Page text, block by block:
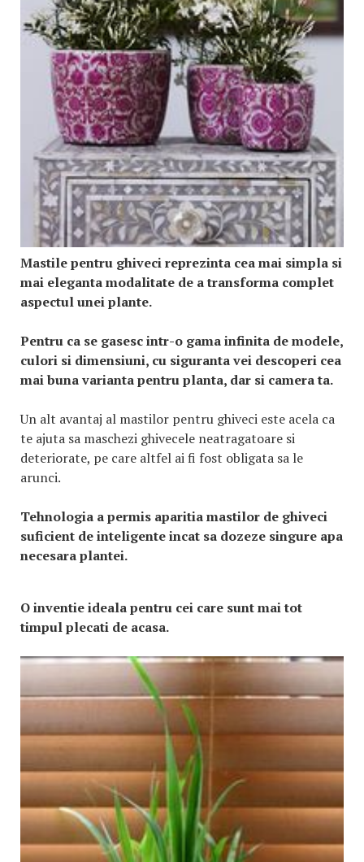
Mastile pentru ghiveci reprezinta cea mai simpla si
mai eleganta modalitate de a transforma complet
aspectul unei plante.
Pentru ca se gasesc intr-o gama infinita de modele,
culori si dimensiuni, cu siguranta vei descoperi cea
mai buna varianta pentru planta, dar si camera ta.
Un alt avantaj al mastilor pentru ghiveci este acela ca
te ajuta sa maschezi ghivecele neatragatoare si
deteriorate, pe care altfel ai fi fost obligata sa le
arunci.
Tehnologia a permis aparitia mastilor de ghiveci
suficient de inteligente incat sa dozeze singure apa
necesara plantei.
O inventie ideala pentru cei care sunt mai tot
timpul plecati de acasa.